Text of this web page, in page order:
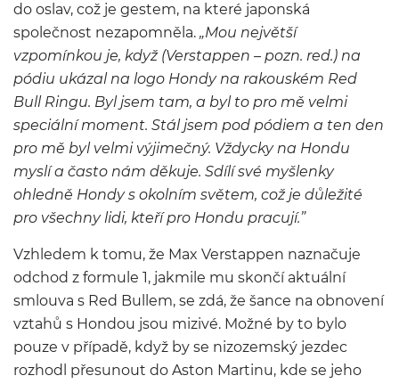
do oslav, což je gestem, na které japonská
společnost nezapomněla. „Mou největší
vzpomínkou je, když (Verstappen – pozn. red.) na
pódiu ukázal na logo Hondy na rakouském Red
Bull Ringu. Byl jsem tam, a byl to pro mě velmi
speciální moment. Stál jsem pod pódiem a ten den
pro mě byl velmi výjimečný. Vždycky na Hondu
myslía často nám děkuje. Sdílí své myšlenky
ohledně Hondy s okolním světem, což je důležité
pro všechnylidi, kteří pro Hondu pracují.”
Vzhledem k tomu, že Max Verstappen naznačuje
odchod z formule 1, jakmile mu skončíaktuální
smlouva s Red Bullem, se zdá, že šance na obnovení
vztahů s Hondou jsou mizivé. Možné by to bylo
pouze v případě, když by se nizozemský jezdec
rozhodl přesunout do Aston Martinu, kde se jeho